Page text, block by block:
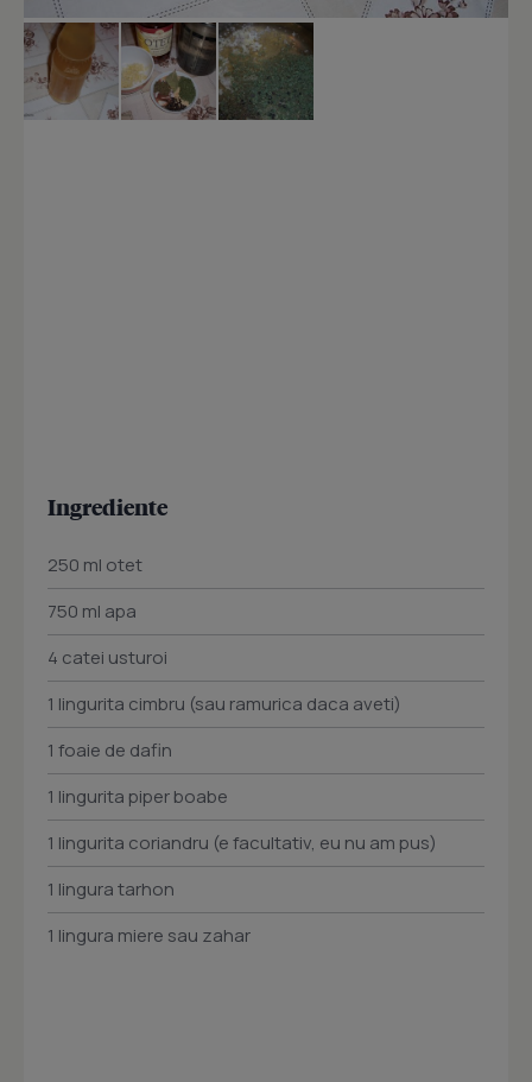
Ingrediente
250 ml otet
750 ml apa
4 catei usturoi
1 lingurita cimbru (sau ramurica daca aveti)
1 foaie de dafin
1 lingurita piper boabe
1 lingurita coriandru (e facultativ, eu nu am pus)
1 lingura tarhon
1 lingura miere sau zahar